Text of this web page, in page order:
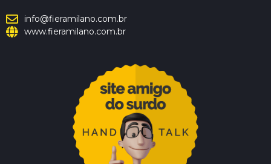
info@fieramilano.com.br
www.fieramilano.com.br